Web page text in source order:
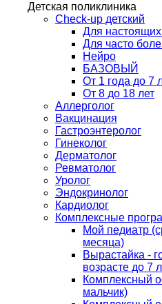
Детская поликлиника
Check-up детский
Для
Для часто
Нейро
БАЗОВЫЙ
От 1 года до 7
От 8 до 18 лет
Аллерголог
Вакцинация
Гастроэнтеролог
Гинеколог
Дерматолог
Ревматолог
Уролог
Эндокринолог
Кардиолог
Комплексные
Мой педиатр
месяца)
Вырастайка -
возрасте до 7
Комплексный
мальчик)